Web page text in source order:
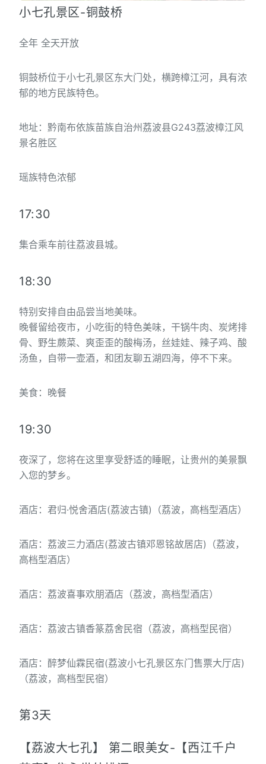
小七孔景区-铜鼓桥
全年 全天开放
铜鼓桥位于小七孔景区东大门处，横跨樟江河，具有浓
郁的地方民族特色。
地址：黔南布依族苗族自治州荔波县G243荔波樟江风
景名胜区
瑶族特色浓郁
17:30
集合乘车前往荔波县城。
18:30
特别安排自由品尝当地美味。
晚餐留给夜市，小吃街的特色美味，干锅牛肉、炭烤排
骨、野生蕨菜、爽歪歪的酸梅汤，丝娃娃、辣子鸡、酸
汤鱼，自带一壶酒，和团友聊五湖四海，停不下来。
美食：晚餐
19:30
夜深了，您将在这里享受舒适的睡眠，让贵州的美景飘
入您的梦乡。
酒店：君归·悦舍酒店(荔波古镇)（荔波，高档型酒店）
酒店：荔波三力酒店(荔波古镇邓恩铭故居店)（荔波，
高档型酒店）
酒店：荔波喜事欢朋酒店（荔波，高档型酒店）
酒店：荔波古镇香篆荔舍民宿（荔波，高档型民宿）
酒店：醉梦仙霖民宿(荔波小七孔景区东门售票大厅店)
（荔波，高档型民宿）
第3天
【荔波大七孔】 第二眼美女-【西江千户